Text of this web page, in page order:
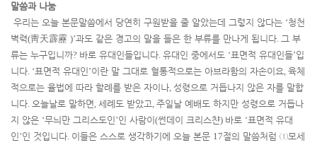
말씀과 나눔
우리는 오늘 본문말씀에서 당연히 구원받을 줄 알았는데 그렇지 않다는 ‘청천
벽력(靑天霹靂 )’과도 같은 경고의 말을 들은 한 부류를 만나게 됩니다. 그 부
류는 누구입니까? 바로 유대인들입니다. 유대인 중에서도 ‘표면적 유대인들’입
니다. ‘표면적 유대인’이란 말 그대로 혈통적으로는 아브라함의 자손이요, 육체
적으로는 율법에 따라 할례를 받은 자이나, 성령으로 거듭나지 않은 자를 말합
니다. 오늘날로 말하면, 세례도 받았고, 주일날 예배도 하지만 성령으로 거듭나
지 않은 ‘무늬만 그리스도인’인 사람이 (썬데이 크리스챤) 바로 ‘표면적 유대
인’인 것입니다. 이들은 스스로 생각하기에 오늘 본문 17절의 말씀처럼 ①모세